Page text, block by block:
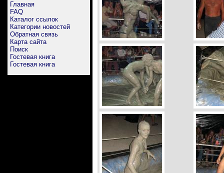
Главная
FAQ
Каталог ссылок
Категории новостей
Обратная связь
Карта сайта
Поиск
Гостевая книга
Гостевая книга